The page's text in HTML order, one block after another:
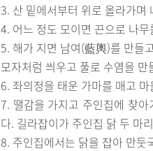
3. 산 밑에서부터 위로 올라가며
4. 어느 정도 모이면 끈으로 나
5. 해가 지면 남여(藍輿)를 만들
모자처럼 씌우고 풀로 수염을 만
6. 좌의정을 태운 가마를 매고
7. 땔감을 가지고 주인집에 찾
다. 길라잡이가 주인집 닭 두 마
8. 주인집에서는 닭을 잡아 만둣